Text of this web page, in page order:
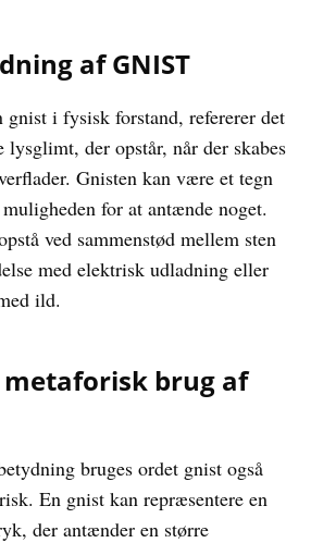
af GNIST
gnist i fysisk forstand, refererer det
der opstår, når der skabes
Gnisten kan være et tegn
for at antænde noget.
ved sammenstød mellem sten
med elektrisk udladning eller
ild.
metaforisk brug af
bruges ordet gnist også
En gnist kan repræsentere en
der antænder en større